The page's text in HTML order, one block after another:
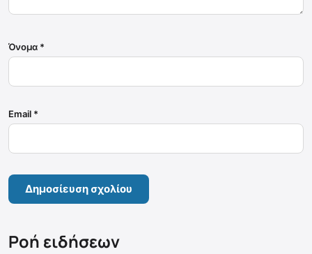
Όνομα *
Email *
Ροή ειδήσεων